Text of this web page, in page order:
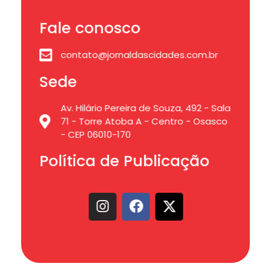
Fale conosco
contato@jornaldascidades.com.br
Sede
Av. Hilário Pereira de Souza, 492 - Sala
71 - Torre Atoba A - Centro - Osasco
- CEP 06010-170
Política de Publicação